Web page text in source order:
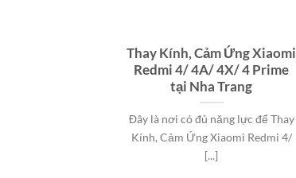
Thay Kính, Cảm Ứng Xiaomi
Redmi 4/ 4A/ 4X/ 4 Prime
tại Nha Trang
Đây là nơi có đủ năng lực để Thay
Kính, Cảm Ứng Xiaomi Redmi 4/
[...]